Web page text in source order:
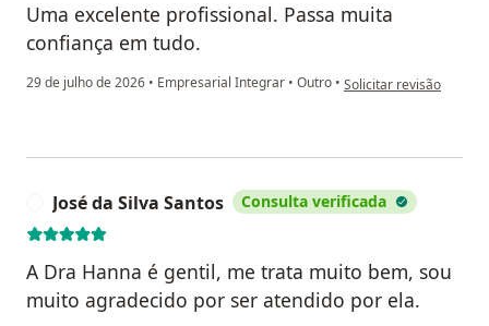
Uma excelente profissional. Passa muita
confiança em tudo.
29 de julho de 2026 • Empresarial Integrar • Outro • na opinião do utilizador
Solicitar revisão
José da Silva Santos Consulta verificada
A Dra Hanna é gentil, me trata muito bem, sou
muito agradecido por ser atendido por ela.